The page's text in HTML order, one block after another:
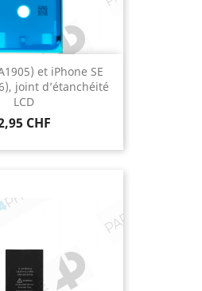
et iPhone SE
joint d’étanchéité
LCD
CHF